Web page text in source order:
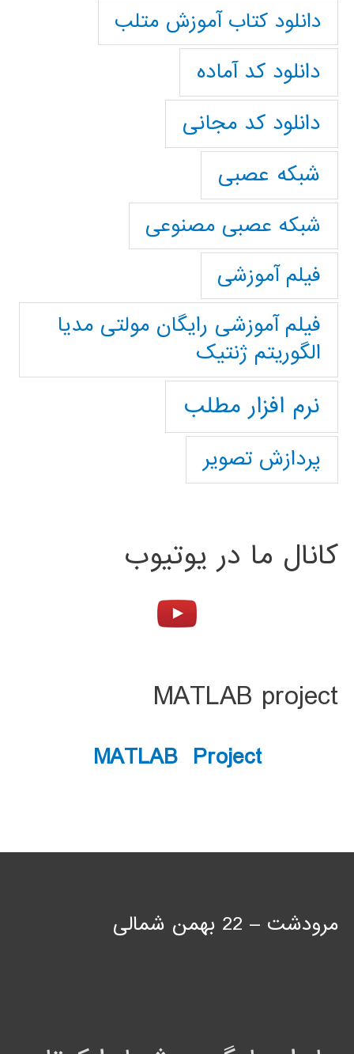
دانلود کتاب آموزش متلب
دانلود کد آماده
دانلود کد مجانی
شبکه عصبی
شبکه عصبی مصنوعی
فیلم آموزشی
فیلم آموزشی رایگان مولتی مدیا
الگوریتم ژنتیک
نرم افزار مطلب
پردازش تصویر
کانال ما در یوتیوب
MATLAB project
MATLAB Project
مرودشت – 22 بهمن شمالی